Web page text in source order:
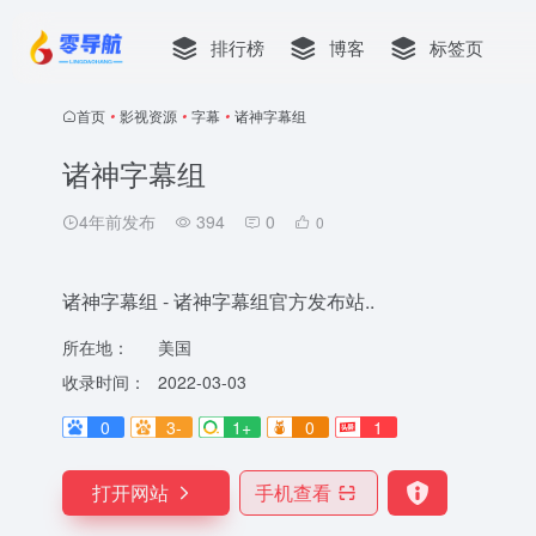
排行榜 博客 标签页
首页 • 影视资源 • 字幕 • 诸神字幕组
诸神字幕组
4年前发布 394 0 0
诸神字幕组 - 诸神字幕组官方发布站..
所在地：
美国
收录时间：
2022-03-03
0
3- 1+ 0 1
打开网站 手机查看